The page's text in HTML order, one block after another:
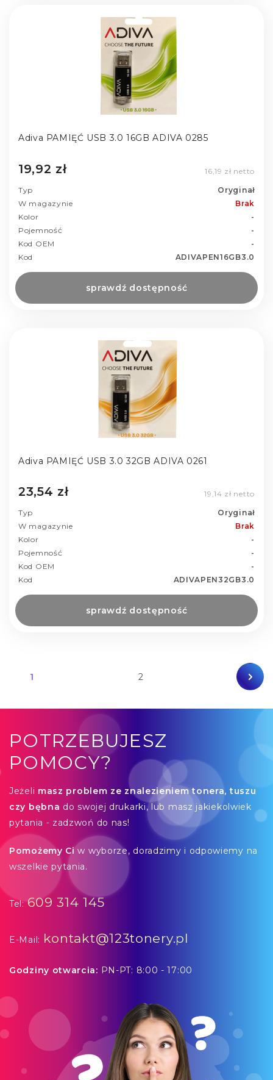
Adiva PAMIĘĆ USB 3.0 16GB ADIVA 0285
19,92 zł 16,19 zł netto
Typ
Oryginał
W magazynie
Brak
Kolor
-
Pojemność
-
Kod OEM
-
Kod
ADIVAPEN16GB3.0
sprawdź dostępność
Adiva PAMIĘĆ USB 3.0 32GB ADIVA 0261
23,54 zł 19,14 zł netto
Typ
Oryginał
W magazynie
Brak
Kolor
-
Pojemność
-
Kod OEM
-
Kod
ADIVAPEN32GB3.0
sprawdź dostępność
1 2
POTRZEBUJESZ
POMOCY?
Jeżeli masz problem ze znalezieniem tonera, tuszu
czy bębna do swojej drukarki, lub masz jakiekolwiek
pytania - zadzwoń do nas!
Pomożemy Ciw wyborze, doradzimy i odpowiemy na
wszelkie pytania.
Tel:609 314 145
E-Mail: kontakt@123tonery.pl
Godziny otwarcia: PN-PT: 8:00 - 17:00